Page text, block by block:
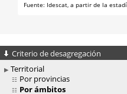
Criterio de desagregación
Territorial
Por provincias
Por ámbitos